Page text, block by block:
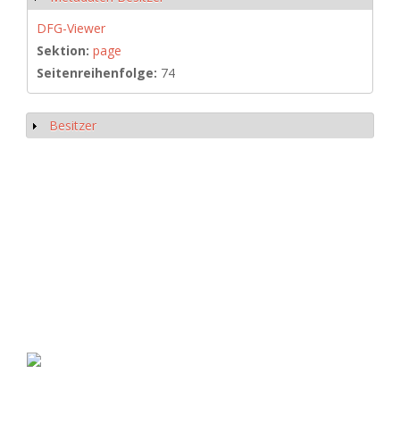
DFG-Viewer
Sektion: page
Seitenreihenfolge: 74
Anzeigen
Besitzer